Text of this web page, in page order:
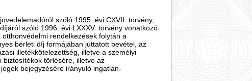
szóló 1995. évi CXVII. törvény,
szóló 1996. évi LXXXV. törvény vonatkozó
rendelkezések folytán a
bérleti díj formájában juttatott bevétel, az
illetékkötelezettség, illetve a személyi
biztosítékok törlésére, illetve az
bejegyzésére irányuló ingatlan-